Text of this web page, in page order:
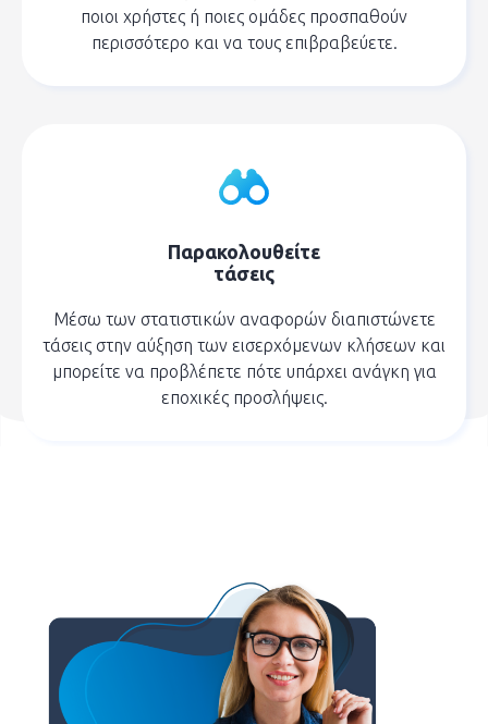
ποιοι χρήστες ή ποιες ομάδες προσπαθούν
περισσότερο και να τους επιβραβεύετε.
Παρακολουθείτε
τάσεις
Μέσω των στατιστικών αναφορών διαπιστώνετε
τάσεις στην αύξηση των εισερχόμενων κλήσεων και
μπορείτε να προβλέπετε πότε υπάρχει ανάγκη για
εποχικές προσλήψεις.